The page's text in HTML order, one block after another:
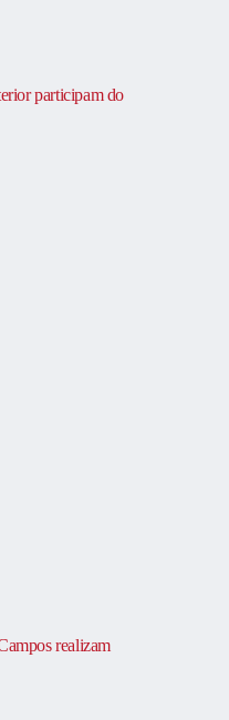
participam do
realizam